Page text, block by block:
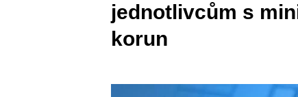
jednotlivcům s
korun